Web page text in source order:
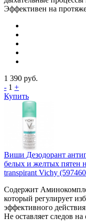
Эффективен на
1 390 руб.
- 1 +
Купить
Виши Дезодорант
белых и желтых пятен
transpirant Vichy
Содержит
который регулирует
эффективного
Не оставляет следов